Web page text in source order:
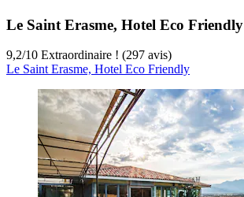
Le Saint Erasme, Hotel Eco Friendly
9,2/10 Extraordinaire ! (297 avis)
Le Saint Erasme, Hotel Eco Friendly